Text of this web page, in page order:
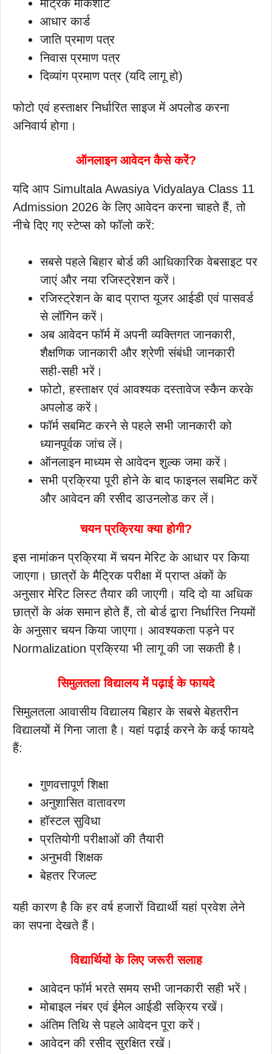
मैट्रिक मार्कशीट
आधार कार्ड
जाति प्रमाण पत्र
निवास प्रमाण पत्र
दिव्यांग प्रमाण पत्र (यदि लागू हो)
फोटो एवं हस्ताक्षर निर्धारित साइज में अपलोड करना
अनिवार्य होगा।
ऑनलाइन आवेदन कैसे करें?
यदि आप Simultala Awasiya Vidyalaya Class 11
Admission 2026 के लिए आवेदन करना चाहते हैं, तो
नीचे दिए गए स्टेप्स को फॉलो करें:
सबसे पहले बिहार बोर्ड की आधिकारिक वेबसाइट पर
जाएं और नया रजिस्ट्रेशन करें।
रजिस्ट्रेशन के बाद प्राप्त यूजर आईडी एवं पासवर्ड
से लॉगिन करें।
अब आवेदन फॉर्म में अपनी व्यक्तिगत जानकारी,
शैक्षणिक जानकारी और श्रेणी संबंधी जानकारी
सही-सही भरें।
फोटो, हस्ताक्षर एवं आवश्यक दस्तावेज स्कैन करके
अपलोड करें।
फॉर्म सबमिट करने से पहले सभी जानकारी को
ध्यानपूर्वक जांच लें।
ऑनलाइन माध्यम से आवेदन शुल्क जमा करें।
सभी प्रक्रिया पूरी होने के बाद फाइनल सबमिट करें
और आवेदन की रसीद डाउनलोड कर लें।
चयन प्रक्रिया क्या होगी?
इस नामांकन प्रक्रिया में चयन मेरिट के आधार पर किया
जाएगा। छात्रों के मैट्रिक परीक्षा में प्राप्त अंकों के
अनुसार मेरिट लिस्ट तैयार की जाएगी। यदि दो या अधिक
छात्रों के अंक समान होते हैं, तो बोर्ड द्वारा निर्धारित नियमों
के अनुसार चयन किया जाएगा। आवश्यकता पड़ने पर
Normalization प्रक्रिया भी लागू की जा सकती है।
सिमुलतला विद्यालय में पढ़ाई के फायदे
सिमुलतला आवासीय विद्यालय बिहार के सबसे बेहतरीन
विद्यालयों में गिना जाता है। यहां पढ़ाई करने के कई फायदे
हैं:
गुणवत्तापूर्ण शिक्षा
अनुशासित वातावरण
हॉस्टल सुविधा
प्रतियोगी परीक्षाओं की तैयारी
अनुभवी शिक्षक
बेहतर रिजल्ट
यही कारण है कि हर वर्ष हजारों विद्यार्थी यहां प्रवेश लेने
का सपना देखते हैं।
विद्यार्थियों के लिए जरूरी सलाह
आवेदन फॉर्म भरते समय सभी जानकारी सही भरें।
मोबाइल नंबर एवं ईमेल आईडी सक्रिय रखें।
अंतिम तिथि से पहले आवेदन पूरा करें।
आवेदन की रसीद सुरक्षित रखें।